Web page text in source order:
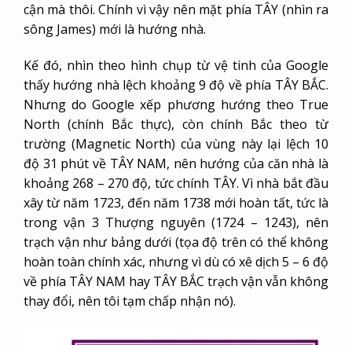
cận mà thôi. Chính vì vậy nên mặt phía TÂY (nhìn ra
sông James) mới là hướng nhà.
Kế đó, nhìn theo hình chụp từ vệ tinh của Google
thấy hướng nhà lệch khoảng 9 độ về phía TÂY BẮC.
Nhưng do Google xếp phương hướng theo True
North (chính Bắc thực), còn chính Bắc theo từ
trường (Magnetic North) của vùng này lại lệch 10
độ 31 phút về TÂY NAM, nên hướng của căn nhà là
khoảng 268 – 270 độ, tức chính TÂY. Vì nhà bắt đầu
xây từ năm 1723, đến năm 1738 mới hoàn tất, tức là
trong vận 3 Thượng nguyên (1724 – 1243), nên
trạch vận như bảng dưới (tọa độ trên có thể không
hoàn toàn chính xác, nhưng vì dù có xê dịch 5 – 6 độ
về phía TÂY NAM hay TÂY BẮC trạch vận vẫn không
thay đổi, nên tôi tạm chấp nhận nó).